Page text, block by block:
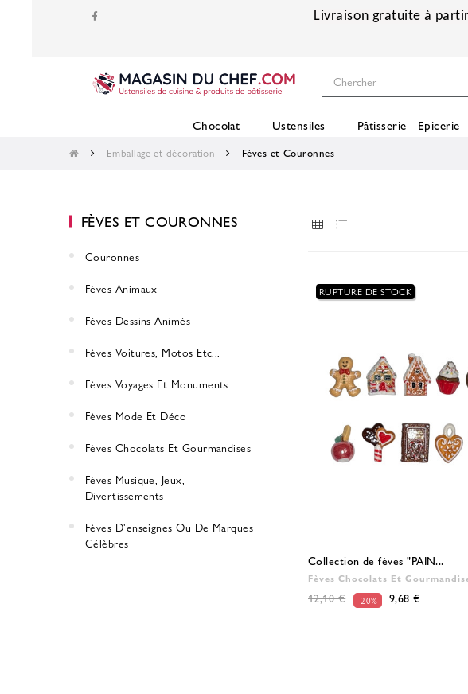
Livraison gratuite à
Chocolat Ustensiles Pâtisserie - Epicerie
Emballage et décoration Fèves et Couronnes
FÈVES ET COURONNES
Couronnes
Fèves Animaux
Fèves Dessins Animés
Fèves Voitures, Motos Etc...
Fèves Voyages Et Monuments
Fèves Mode Et Déco
Fèves Chocolats Et Gourmandises
Fèves Musique, Jeux,
Divertissements
Fèves D'enseignes Ou De Marques
Célèbres
RUPTURE DE STOCK
Collection de fèves "PAIN...
Fèves Chocolats Et
12,10 € -20% 9,68 €